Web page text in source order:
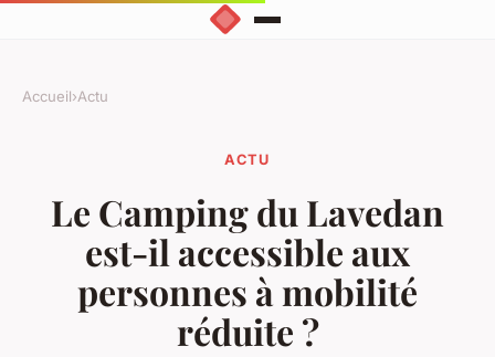
Accueil›Actu
ACTU
Le Camping du Lavedan
est-il accessible aux
personnes à mobilité
réduite ?